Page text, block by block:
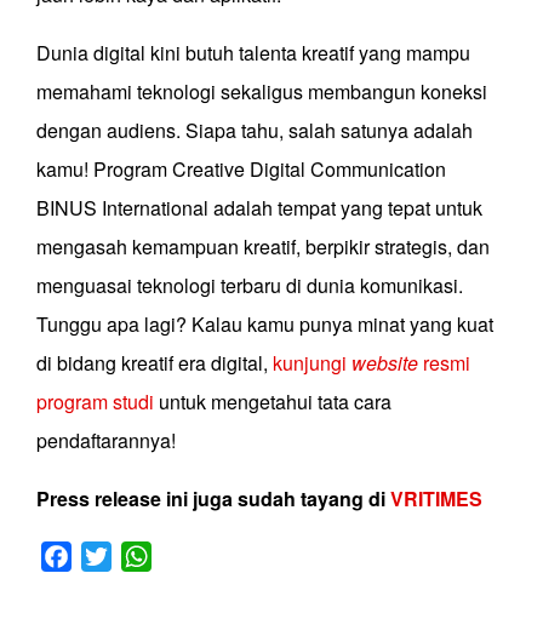
Dunia digital kini butuh talenta kreatif yang mampu
memahami teknologi sekaligus membangun koneksi
dengan audiens. Siapa tahu, salah satunya adalah
kamu! Program Creative Digital Communication
BINUS International adalah tempat yang tepat untuk
mengasah kemampuan kreatif, berpikir strategis, dan
menguasai teknologi terbaru di dunia komunikasi.
Tunggu apa lagi? Kalau kamu punya minat yang kuat
di bidang kreatif era digital, kunjungi website resmi
program studi untuk mengetahui tata cara
pendaftarannya!
Press release ini juga sudah tayang diVRITIMES
Facebook
Twitter